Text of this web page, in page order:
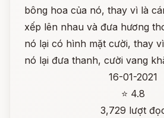
bông hoa của nó, thay vì là
xếp lên nhau và đưa hương
nó lại có hình mặt cười, thay
nó lại đưa thanh, cười vang
16-01-2021
⭐ 4.8
3,729 lượt